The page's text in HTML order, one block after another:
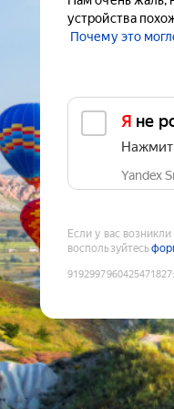
устройства
Почему это
Я не
Yandex
Если у вас
воспользуйтесь
9192997960425471827: